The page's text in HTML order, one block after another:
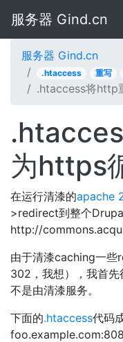
服务器 Gind.cn
服务器 Gind.cn
.htaccess 重写
.htaccess将http
为https
在运行清漆的apache
>redirect到整个
http://
由于清漆caching一些
302，我想），我首
不是由清漆服务。
下面的.htaccess代码